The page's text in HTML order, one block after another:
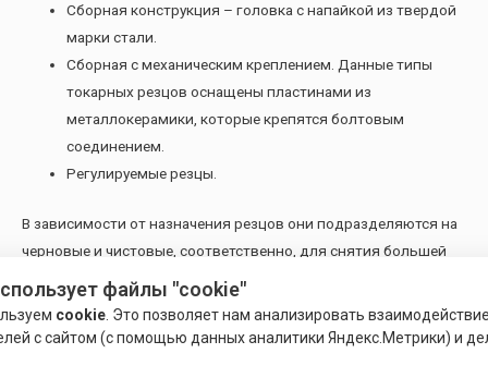
Сборная конструкция – головка с напайкой из твердой
марки стали.
Сборная с механическим креплением. Данные типы
токарных резцов оснащены пластинами из
металлокерамики, которые крепятся болтовым
соединением.
Регулируемые резцы.
В зависимости от назначения резцов они подразделяются на
черновые и чистовые, соответственно, для снятия большей
или меньшей толщины металла при увеличенных или
уменьшенных оборотах. Также инструмент подразделяется и
по направлению подачи на правый и левый.
файлы "cookie"
cookie . Это позволяет нам анализировать
с сайтом (с помощью данных аналитики Яндекс.Метрики) и